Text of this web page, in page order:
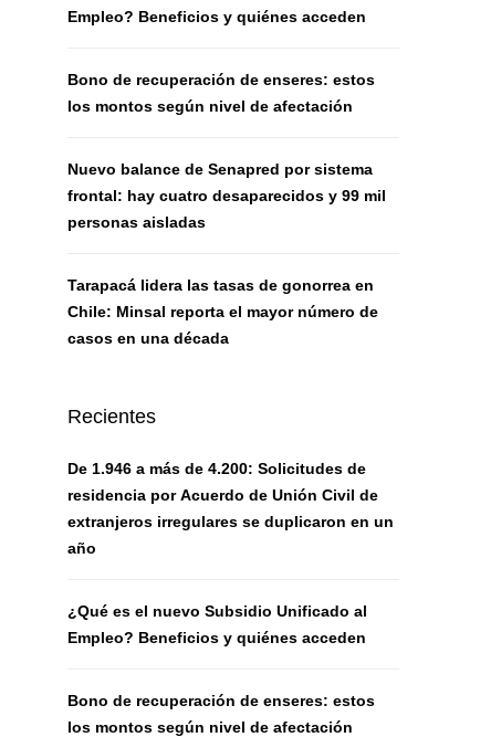
Empleo? Beneficios y quiénes acceden
Bono de recuperación de enseres: estos
los montos según nivel de afectación
Nuevo balance de Senapred por sistema
frontal: hay cuatro desaparecidos y 99 mil
personas aisladas
Tarapacá lidera las tasas de gonorrea en
Chile: Minsal reporta el mayor número de
casos en una década
Recientes
De 1.946 a más de 4.200: Solicitudes de
residencia por Acuerdo de Unión Civil de
extranjeros irregulares se duplicaron en un
año
¿Qué es el nuevo Subsidio Unificado al
Empleo? Beneficios y quiénes acceden
Bono de recuperación de enseres: estos
los montos según nivel de afectación